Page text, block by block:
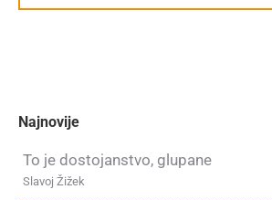
Najnovije
To je dostojanstvo, glupane
Slavoj Žižek